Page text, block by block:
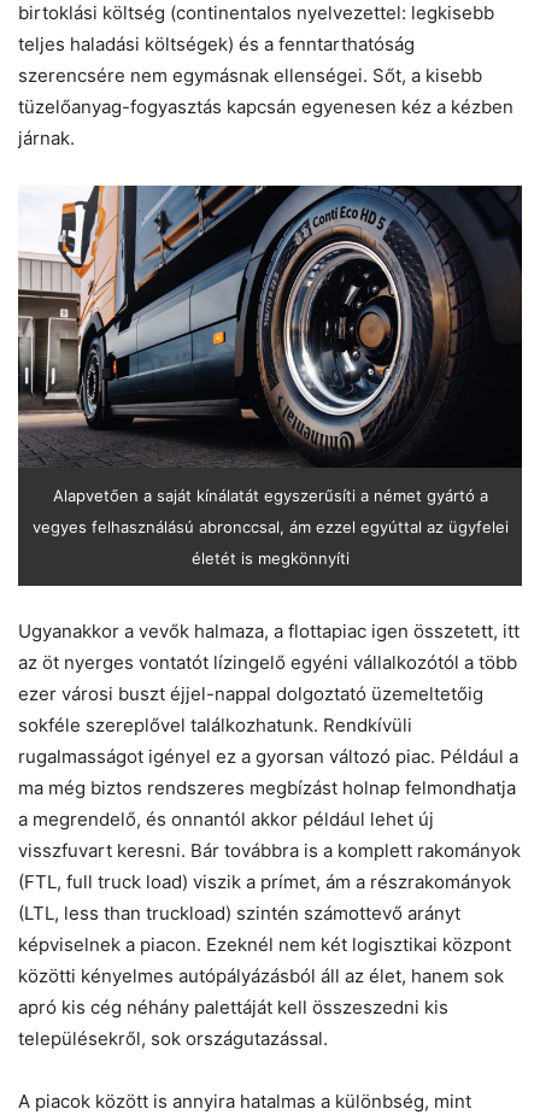
birtoklási költség (continentalos nyelvezettel: legkisebb
teljes haladási költségek) és a fenntarthatóság
szerencsére nem egymásnak ellenségei. Sőt, a kisebb
tüzelőanyag-fogyasztás kapcsán egyenesen kéz a kézben
járnak.
Alapvetően a saját kínálatát egyszerűsíti a német gyártó a
vegyes felhasználású abronccsal, ám ezzel egyúttal az ügyfelei
életét is megkönnyíti
Ugyanakkor a vevők halmaza, a flottapiac igen összetett, itt
az öt nyerges vontatót lízingelő egyéni vállalkozótól a több
ezer városi buszt éjjel-nappal dolgoztató üzemeltetőig
sokféle szereplővel találkozhatunk. Rendkívüli
rugalmasságot igényel ez a gyorsan változó piac. Például a
ma még biztos rendszeres megbízást holnap felmondhatja
a megrendelő, és onnantól akkor például lehet új
visszfuvart keresni. Bár továbbra is a komplett rakományok
(FTL, full truck load) viszik a prímet, ám a részrakományok
(LTL, less than truckload) szintén számottevő arányt
képviselnek a piacon. Ezeknél nem két logisztikai központ
közötti kényelmes autópályázásból áll az élet, hanem sok
apró kis cég néhány palettáját kell összeszedni kis
településekről, sok országutazással.
A piacok között is annyira hatalmas a különbség, mint